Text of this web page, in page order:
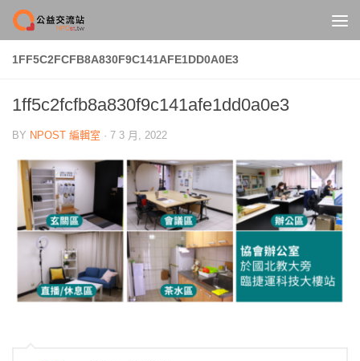
Skip to content
1FF5C2FCFB8A830F9C141AFE1DD0A0E3
1ff5c2fcfb8a830f9c141afe1dd0a0e3
BY NPOST 編輯室 · 7 3 月, 2022